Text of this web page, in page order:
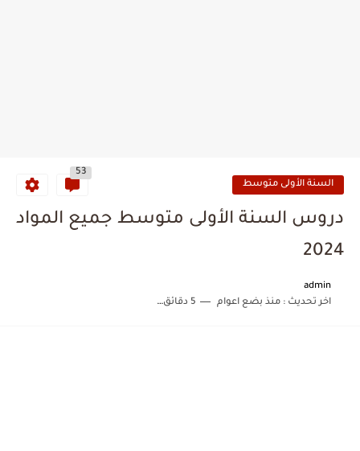
السنة الأولى متوسط
53
دروس السنة الأولى متوسط جميع المواد
2024
admin
اخر تحديث :منذ بضع اعوام 5 دقائق للقراءة